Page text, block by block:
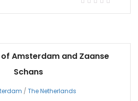
Amsterdam and Zaanse
Schans
/ The Netherlands